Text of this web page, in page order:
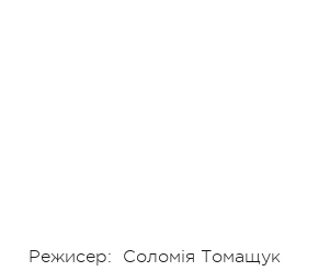
Режисер: Соломія Томащук